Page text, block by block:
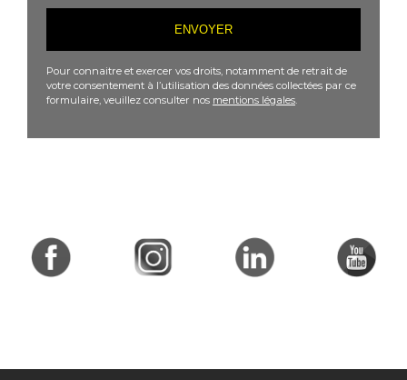
Pour connaitre et exercer vos droits, notamment de retrait de
votre consentement à l’utilisation des données collectées par ce
formulaire, veuillez consulter nos mentions légales